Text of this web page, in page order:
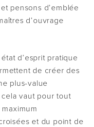
pensons d’emblée
d’ouvrage
d’esprit pratique
de créer des
plus-value
vaut pour tout
et du point de